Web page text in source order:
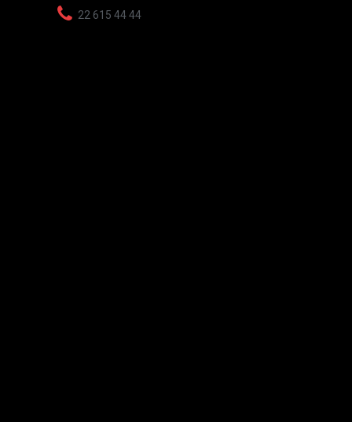
22 615 44 44